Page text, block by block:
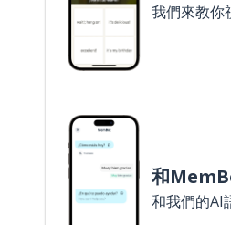
我們來教你
和
和我們的AI